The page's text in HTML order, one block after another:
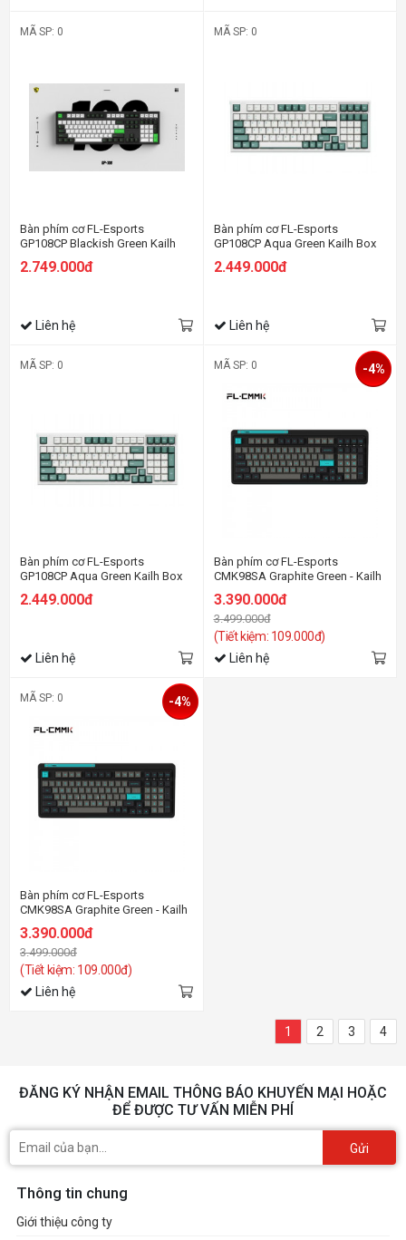
MÃ SP: 0
Bàn phím cơ FL-Esports
GP108CP Blackish Green Kailh
2.749.000đ
Liên hệ
MÃ SP: 0
Bàn phím cơ FL-Esports
GP108CP Aqua Green Kailh Box
2.449.000đ
Liên hệ
MÃ SP: 0
Bàn phím cơ FL-Esports
GP108CP Aqua Green Kailh Box
White switch
2.449.000đ
Liên hệ
MÃ SP: 0
Bàn phím cơ FL-Esports
CMK98SA Graphite Green - Kailh
BOX Deep Sea Silent
3.390.000đ
3.499.000đ
(Tiết kiệm: 109.000đ)
-4%
Liên hệ
MÃ SP: 0
Bàn phím cơ FL-Esports
CMK98SA Graphite Green - Kailh
3.390.000đ
3.499.000đ
(Tiết kiệm: 109.000đ)
-4%
Liên hệ
1 2 3 4
ĐĂNG KÝ NHẬN EMAIL THÔNG BÁO KHUYẾN MẠI HOẶC
ĐỂ ĐƯỢC TƯ VẤN MIỄN PHÍ
Gửi
Thông tin chung
Giới thiệu công ty